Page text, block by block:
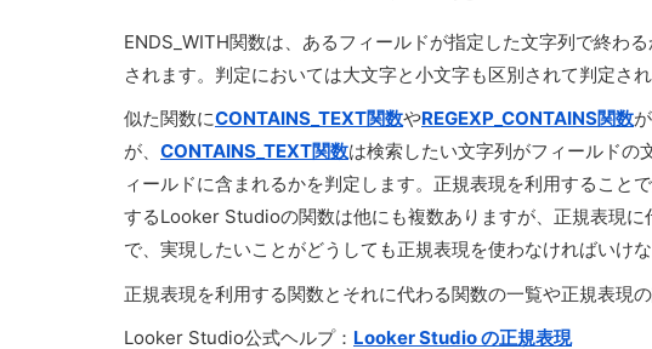
ENDS_WITH関数は、あるフィールドが指定した文字列で終わ
されます。判定においては大文字と小文字も区別されて判定さ
似た関数にCONTAINS_TEXT関数やREGEXP_CONTAINS関数
が、 CONTAINS_TEXT関数は検索したい文字列がフィールドの
ィールドに含まれるかを判定します。正規表現を利用すること
するLooker Studioの関数は他にも複数ありますが、正規表現
で、実現したいことがどうしても正規表現を使わなければいけ
正規表現を利用する関数とそれに代わる関数の一覧や正規表現
Looker Studio公式ヘルプ： Looker Studio の正規表現